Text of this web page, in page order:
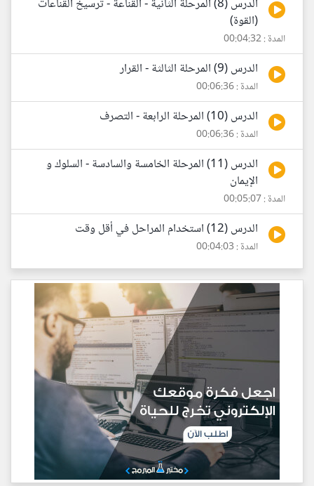
الدرس (8) المرحلة الثانية - القناعة - ترسيخ القناعات
(القوة)
المدة : 00:04:32
الدرس (9) المرحلة الثالثة - القرار
المدة : 00:06:36
الدرس (10) المرحلة الرابعة - التصرف
المدة : 00:06:36
الدرس (11) المرحلة الخامسة والسادسة - السلوك و
الإيمان
المدة : 00:05:07
الدرس (12) استخدام المراحل في أقل وقت
المدة : 00:04:03